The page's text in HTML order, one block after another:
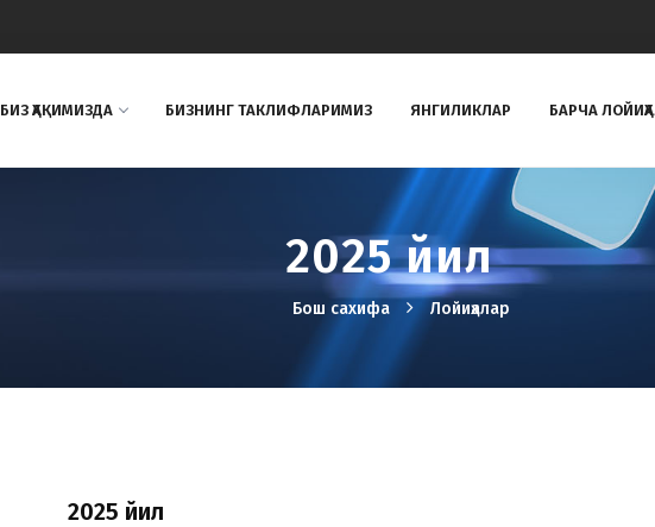
БИЗ ҲАҚИМИЗДА БИЗНИНГ ТAКЛИФЛAРИМИЗ ЯНГИЛИКЛАР БАРЧА
2025 йил
Бош сахифа Лойиҳалар
2025 йил